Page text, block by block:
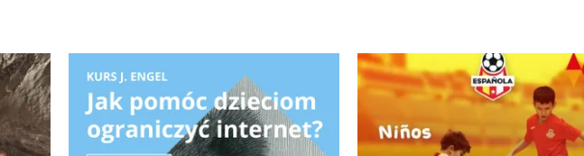
Interesują mnie wydarzenia z tego regionu:
Warszawa
Łódź
Śląsk
Kraków